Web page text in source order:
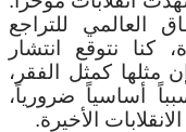
العالمي للتراجع
كنا نتوقع انتشار
مثلها كمثل الفقر،
أساسياً ضرورياً،
الأخيرة.